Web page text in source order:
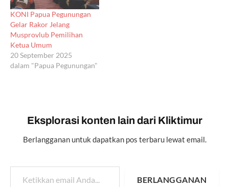
KONI Papua Pegunungan
Gelar Rakor Jelang
Musprovlub Pemilihan
Ketua Umum
20 September 2025
dalam "Papua Pegunungan"
Eksplorasi konten lain dari Kliktimur
Berlangganan untuk dapatkan pos terbaru lewat email.
Ketikkan email Anda...
BERLANGGANAN